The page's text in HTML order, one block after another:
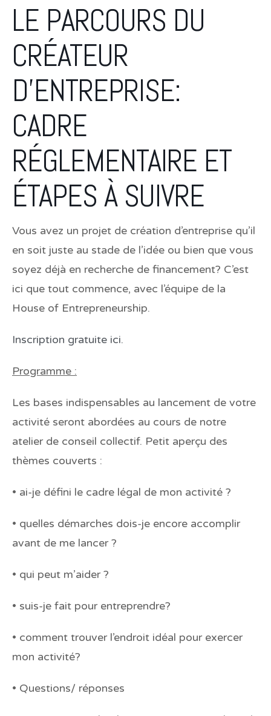
LE PARCOURS DU
CRÉATEUR
D’ENTREPRISE:
CADRE
RÉGLEMENTAIRE ET
ÉTAPES À SUIVRE
Vous avez un projet de création d’entreprise qu’il
en soit juste au stade de l’idée ou bien que vous
soyez déjà en recherche de financement? C’est
ici que tout commence, avec l’équipe de la
House of Entrepreneurship.
Inscription gratuite ici.
Programme :
Les bases indispensables au lancement de votre
activité seront abordées au cours de notre
atelier de conseil collectif. Petit aperçu des
thèmes couverts :
• ai-je défini le cadre légal de mon activité ?
• quelles démarches dois-je encore accomplir
avant de me lancer ?
• qui peut m’aider ?
• suis-je fait pour entreprendre?
• comment trouver l’endroit idéal pour exercer
mon activité?
• Questions/ réponses